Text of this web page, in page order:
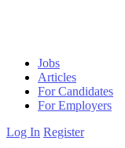
Jobs
Articles
For Candidates
For Employers
Log In Register